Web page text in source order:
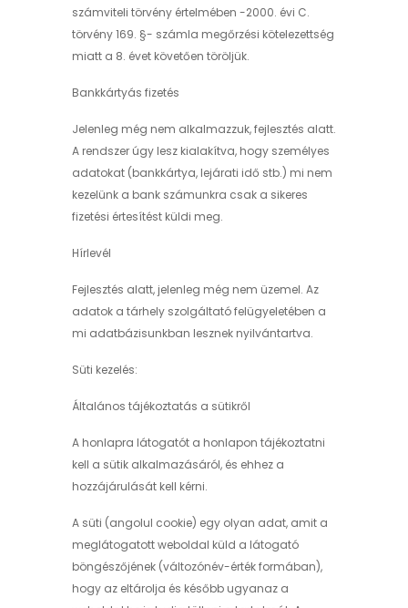
számviteli törvény értelmében -2000. évi C.
törvény 169. §- számla megőrzési kötelezettség
miatt a 8. évet követően töröljük.
Bankkártyás fizetés
Jelenleg még nem alkalmazzuk, fejlesztés alatt.
A rendszer úgy lesz kialakítva, hogy személyes
adatokat (bankkártya, lejárati idő stb.) mi nem
kezelünk a bank számunkra csak a sikeres
fizetési értesítést küldi meg.
Hírlevél
Fejlesztés alatt, jelenleg még nem üzemel. Az
adatok a tárhely szolgáltató felügyeletében a
mi adatbázisunkban lesznek nyilvántartva.
Süti kezelés:
Általános tájékoztatás a sütikről
A honlapra látogatót a honlapon tájékoztatni
kell a sütik alkalmazásáról, és ehhez a
hozzájárulását kell kérni.
A süti (angolul cookie) egy olyan adat, amit a
meglátogatott weboldal küld a látogató
böngészőjének (változónév-érték formában),
hogy az eltárolja és később ugyanaz a